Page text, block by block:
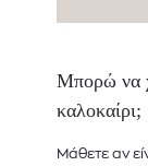
Μπορώ να
καλοκαίρι;
Μάθετε αν